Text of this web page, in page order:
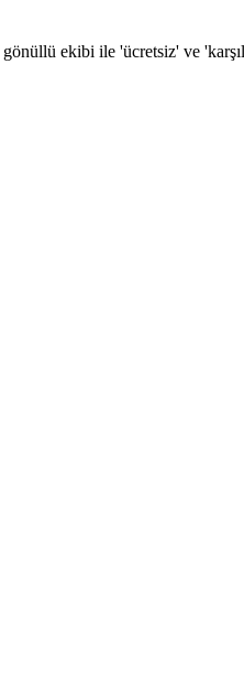
ekibi ile 'ücretsiz' ve